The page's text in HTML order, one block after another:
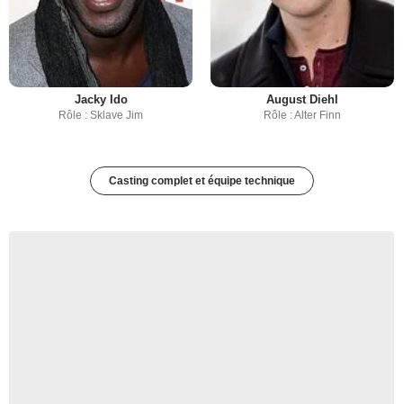
Jacky Ido
Rôle : Sklave Jim
August Diehl
Rôle : Alter Finn
Casting complet et équipe technique